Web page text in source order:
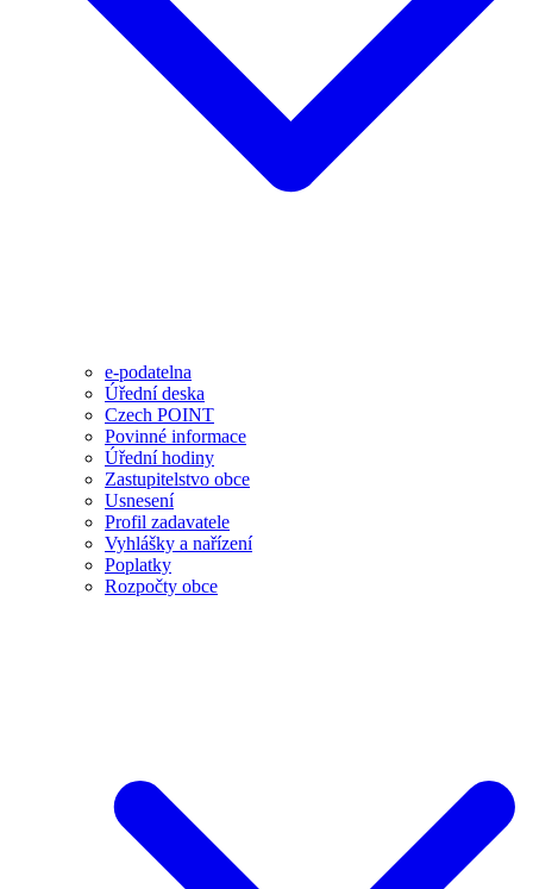
e-podatelna
Úřední deska
Czech POINT
Povinné informace
Úřední hodiny
Zastupitelstvo obce
Usnesení
Profil zadavatele
Vyhlášky a nařízení
Poplatky
Rozpočty obce